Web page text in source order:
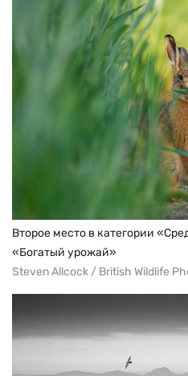
Второе место в категории
«Богатый урожай»
Steven Allcock / British Wildlife